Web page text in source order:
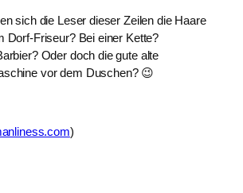
sich die Leser dieser Zeilen die Haare
Dorf-Friseur? Bei einer Kette?
Oder doch die gute alte
vor dem Duschen? 😉
)